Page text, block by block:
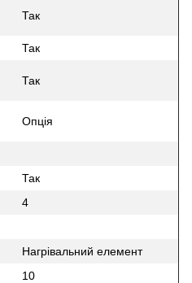
Так
Так
Так
Опція
Так
4
Нагрівальний елемент
10